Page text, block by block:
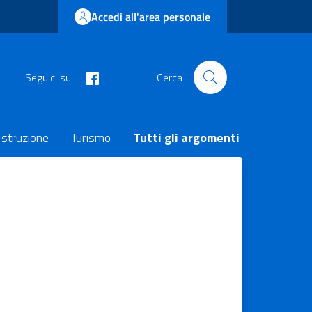
Accedi all'area personale
Seguici su: Cerca
Turismo Tutti gli argomenti